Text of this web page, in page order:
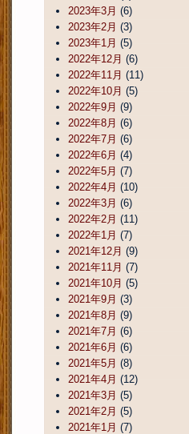
2023年3月 (6)
2023年2月 (3)
2023年1月 (5)
2022年12月 (6)
2022年11月 (11)
2022年10月 (5)
2022年9月 (9)
2022年8月 (6)
2022年7月 (6)
2022年6月 (4)
2022年5月 (7)
2022年4月 (10)
2022年3月 (6)
2022年2月 (11)
2022年1月 (7)
2021年12月 (9)
2021年11月 (7)
2021年10月 (5)
2021年9月 (3)
2021年8月 (9)
2021年7月 (6)
2021年6月 (6)
2021年5月 (8)
2021年4月 (12)
2021年3月 (5)
2021年2月 (5)
2021年1月 (7)